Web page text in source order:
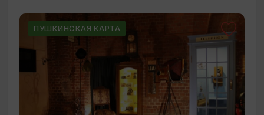
ПУШКИНСКАЯ КАРТА